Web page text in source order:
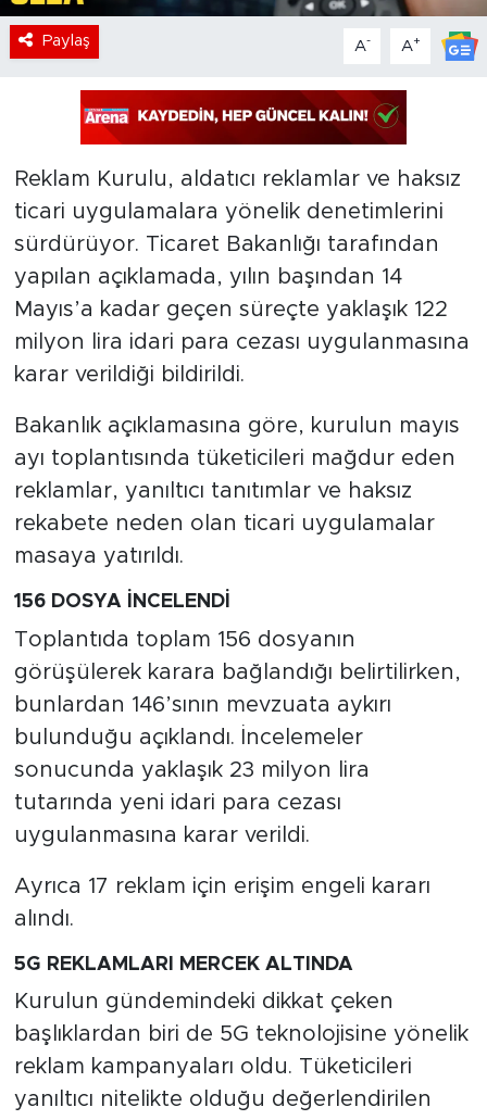
Paylaş A- A+
Reklam Kurulu, aldatıcı reklamlar ve haksız
ticari uygulamalara yönelik denetimlerini
sürdürüyor. Ticaret Bakanlığı tarafından
yapılan açıklamada, yılın başından 14
Mayıs’a kadar geçen süreçte yaklaşık 122
milyon lira idari para cezası uygulanmasına
karar verildiği bildirildi.
Bakanlık açıklamasına göre, kurulun mayıs
ayı toplantısında tüketicileri mağdur eden
reklamlar, yanıltıcı tanıtımlar ve haksız
rekabete neden olan ticari uygulamalar
masaya yatırıldı.
156 DOSYA İNCELENDİ
Toplantıda toplam 156 dosyanın
görüşülerek karara bağlandığı belirtilirken,
bunlardan 146’sının mevzuata aykırı
bulunduğu açıklandı. İncelemeler
sonucunda yaklaşık 23 milyon lira
tutarında yeni idari para cezası
uygulanmasına karar verildi.
Ayrıca 17 reklam için erişim engeli kararı
alındı.
5G REKLAMLARI MERCEK ALTINDA
Kurulun gündemindeki dikkat çeken
başlıklardan biri de 5G teknolojisine yönelik
reklam kampanyaları oldu. Tüketicileri
yanıltıcı nitelikte olduğu değerlendirilen